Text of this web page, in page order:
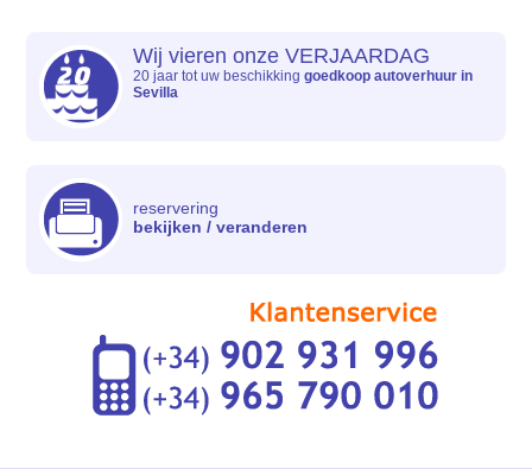
Wij vieren onze VERJAARDAG
20 jaar tot uw beschikkinggoedkoop autoverhuur in
Sevilla
reservering
bekijken / veranderen